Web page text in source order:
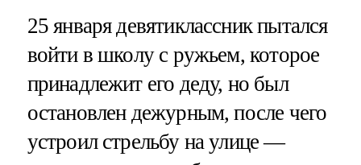
25 января девятиклассник пытался
войти в школу с ружьем, которое
принадлежит его деду, но был
остановлен дежурным, после чего
устроил стрельбу на улице —